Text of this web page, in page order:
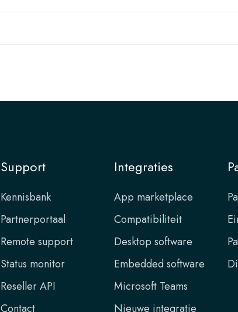
Support
Kennisbank
Partnerportaal
Remote support
Status monitor
Reseller API
Contact
Integraties
App marketplace
Compatibiliteit
Desktop software
Embedded software
Microsoft Teams
Nieuwe integratie